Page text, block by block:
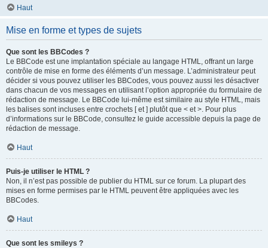
Haut
Mise en forme et types de sujets
Que sont les BBCodes ?
Le BBCode est une implantation spéciale au langage HTML, offrant un large
contrôle de mise en forme des éléments d’un message. L’administrateur peut
décider si vous pouvez utiliser les BBCodes, vous pouvez aussi les désactiver
dans chacun de vos messages en utilisant l’option appropriée du formulaire de
rédaction de message. Le BBCode lui-même est similaire au style HTML, mais
les balises sont incluses entre crochets [ et ] plutôt que < et >. Pour plus
d’informations sur le BBCode, consultez le guide accessible depuis la page de
rédaction de message.
Haut
Puis-je utiliser le HTML ?
Non, il n’est pas possible de publier du HTML sur ce forum. La plupart des
mises en forme permises par le HTML peuvent être appliquées avec les
BBCodes.
Haut
Que sont les smileys ?